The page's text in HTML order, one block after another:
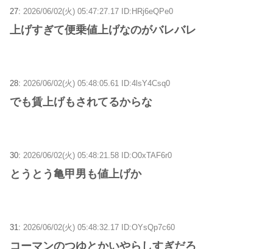
27: 2026/06/02(火) 05:47:27.17 ID:HRj6eQPe0
上げすぎて便乗値上げなのがバレバレ
28: 2026/06/02(火) 05:48:05.61 ID:4lsY4Csq0
でも賃上げもされてるからな
30: 2026/06/02(火) 05:48:21.58 ID:O0xTAF6r0
とうとう亀甲男も値上げか
31: 2026/06/02(火) 05:48:32.17 ID:OYsQp7c60
コーマンのつゆとかいやらしすぎだろ